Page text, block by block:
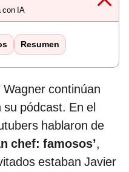
con IA
Resumen
Wagner continúan
su pódcast. En el
hablaron de
chef: famosos’,
estaban Javier